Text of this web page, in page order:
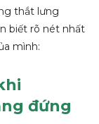
thắt lưng
biết rõ nét nhất
mình:
đứng